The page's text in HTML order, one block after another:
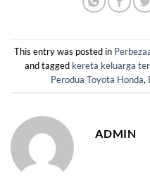
This entry was posted in
and tagged kereta keluarga
Perodua Toyota Honda,
ADMIN